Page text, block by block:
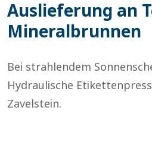
Auslieferung an
Mineralbrunnen
Bei strahlendem
Hydraulische
Zavelstein.